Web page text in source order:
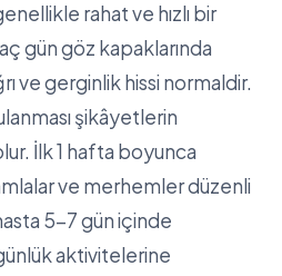
rahat ve hızlı bir
gün göz kapaklarında
ve gerginlik hissi normaldir.
şikâyetlerin
İlk 1 hafta boyunca
ve merhemler düzenli
5-7 gün içinde
aktivitelerine